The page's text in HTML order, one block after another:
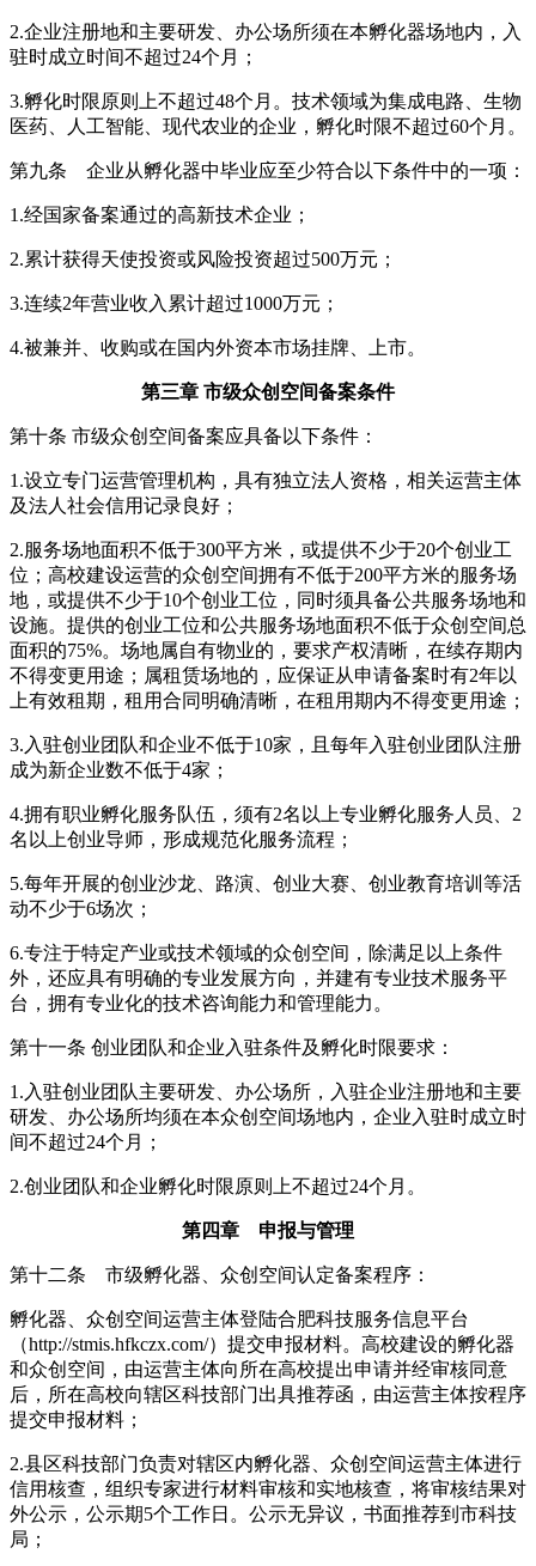
2.企业注册地和主要研发、办公场所须在本孵化器场地内，入
驻时成立时间不超过24个月；
3.孵化时限原则上不超过48个月。技术领域为集成电路、生物
医药、人工智能、现代农业的企业，孵化时限不超过60个月。
第九条 企业从孵化器中毕业应至少符合以下条件中的一项：
1.经国家备案通过的高新技术企业；
2.累计获得天使投资或风险投资超过500万元；
3.连续2年营业收入累计超过1000万元；
4.被兼并、收购或在国内外资本市场挂牌、上市。
第三章 市级众创空间备案条件
第十条 市级众创空间备案应具备以下条件：
1.设立专门运营管理机构，具有独立法人资格，相关运营主体
及法人社会信用记录良好；
2.服务场地面积不低于300平方米，或提供不少于20个创业工
位；高校建设运营的众创空间拥有不低于200平方米的服务场
地，或提供不少于10个创业工位，同时须具备公共服务场地和
设施。提供的创业工位和公共服务场地面积不低于众创空间总
面积的75%。场地属自有物业的，要求产权清晰，在续存期内
不得变更用途；属租赁场地的，应保证从申请备案时有2年以
上有效租期，租用合同明确清晰，在租用期内不得变更用途；
3.入驻创业团队和企业不低于10家，且每年入驻创业团队注册
成为新企业数不低于4家；
4.拥有职业孵化服务队伍，须有2名以上专业孵化服务人员、2
名以上创业导师，形成规范化服务流程；
5.每年开展的创业沙龙、路演、创业大赛、创业教育培训等活
动不少于6场次；
6.专注于特定产业或技术领域的众创空间，除满足以上条件
外，还应具有明确的专业发展方向，并建有专业技术服务平
台，拥有专业化的技术咨询能力和管理能力。
第十一条 创业团队和企业入驻条件及孵化时限要求：
1.入驻创业团队主要研发、办公场所，入驻企业注册地和主要
研发、办公场所均须在本众创空间场地内，企业入驻时成立时
间不超过24个月；
2.创业团队和企业孵化时限原则上不超过24个月。
第四章 申报与管理
第十二条 市级孵化器、众创空间认定备案程序：
孵化器、众创空间运营主体登陆合肥科技服务信息平台
（http://stmis.hfkczx.com/）提交申报材料。高校建设的孵化器
和众创空间，由运营主体向所在高校提出申请并经审核同意
后，所在高校向辖区科技部门出具推荐函，由运营主体按程序
提交申报材料；
2.县区科技部门负责对辖区内孵化器、众创空间运营主体进行
信用核查，组织专家进行材料审核和实地核查，将审核结果对
外公示，公示期5个工作日。公示无异议，书面推荐到市科技
局；